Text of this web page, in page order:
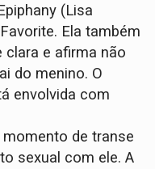
(Lisa
Ela também
clara e afirma não
do menino. O
envolvida com
momento de transe
sexual com ele. A